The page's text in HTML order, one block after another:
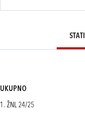
UKUPNO
1. ŽNL 24/25